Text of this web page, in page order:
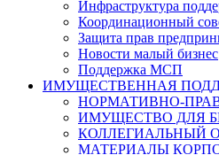
Инфраструктура
Координационный
Защита прав
Новости малый бизнес
Поддержка МСП
ИМУЩЕСТВЕННАЯ
НОРМАТИВНО-
ИМУЩЕСТВО ДЛЯ
КОЛЛЕГИАЛЬНЫЙ
МАТЕРИАЛЫ